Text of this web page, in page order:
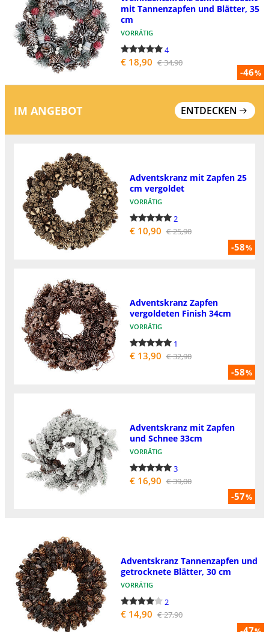
-46%
mit Tannenzapfen und Blätter, 35
cm
VORRÄTIG
4
€ 18,90 € 34,90
IM ANGEBOT ENTDECKEN
-58%
Adventskranz mit Zapfen 25
cm vergoldet
VORRÄTIG
2
€ 10,90 € 25,90
-58%
Adventskranz Zapfen
vergoldeten Finish 34cm
VORRÄTIG
1
€ 13,90 € 32,90
-57%
Adventskranz mit Zapfen
und Schnee 33cm
VORRÄTIG
3
€ 16,90 € 39,00
Adventskranz Tannenzapfen und
getrocknete Blätter, 30 cm
VORRÄTIG
2
€ 14,90 € 27,90